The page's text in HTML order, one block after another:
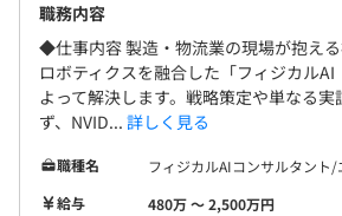
職務内容
◆仕事内容 製造・物流業の現場が抱え
ロボティクスを融合した「フィジカル
よって解決します。戦略策定や単なる実
ず、NVID... 詳しく見る
職種名
フィジカルAIコンサルタント/
給与
480万 〜 2,500万円